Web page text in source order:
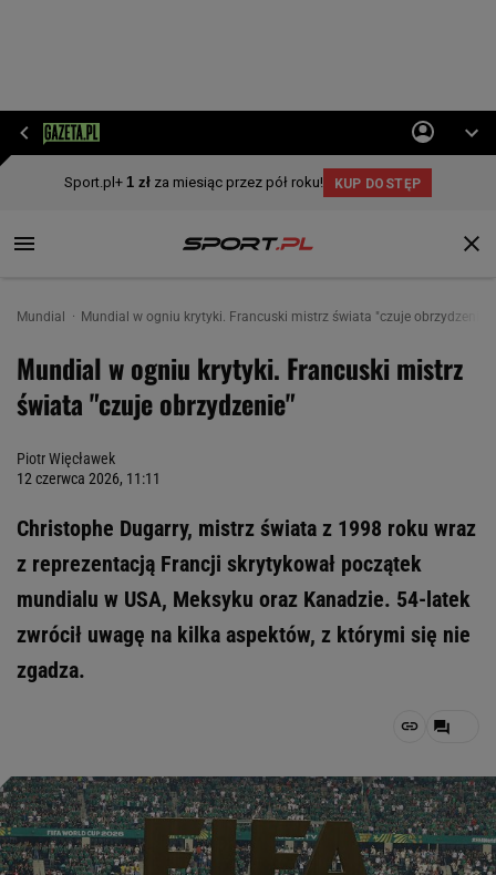
Mundial Mundial w ogniu krytyki. Francuski mistrz świata "czuje obrzydzenie"
Mundial w ogniu krytyki. Francuski mistrz
świata "czuje obrzydzenie"
Piotr Więcławek
12 czerwca 2026, 11:11
Christophe Dugarry, mistrz świata z 1998 roku wraz
z reprezentacją Francji skrytykował początek
mundialu w USA, Meksyku oraz Kanadzie. 54-latek
zwrócił uwagę na kilka aspektów, z którymi się nie
zgadza.